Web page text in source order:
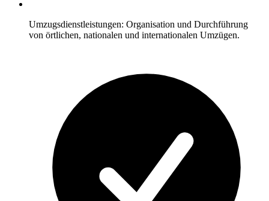
Umzugsdienstleistungen: Organisation und Durchführung
von örtlichen, nationalen und internationalen Umzügen.